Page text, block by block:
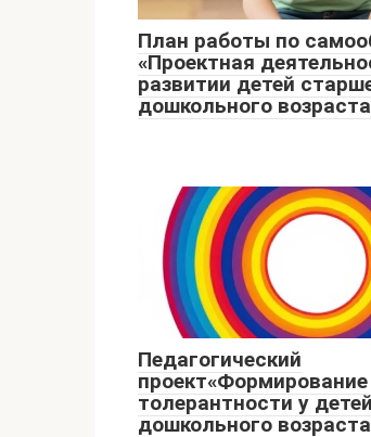
План работы по
«Проектная
развитии детей
дошкольного
Педагогический
проект«Формирование
толерантности у
дошкольного